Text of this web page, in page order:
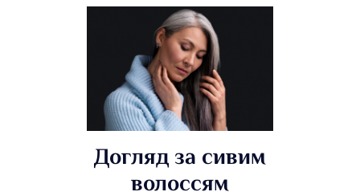
Догляд за сивим
волоссям